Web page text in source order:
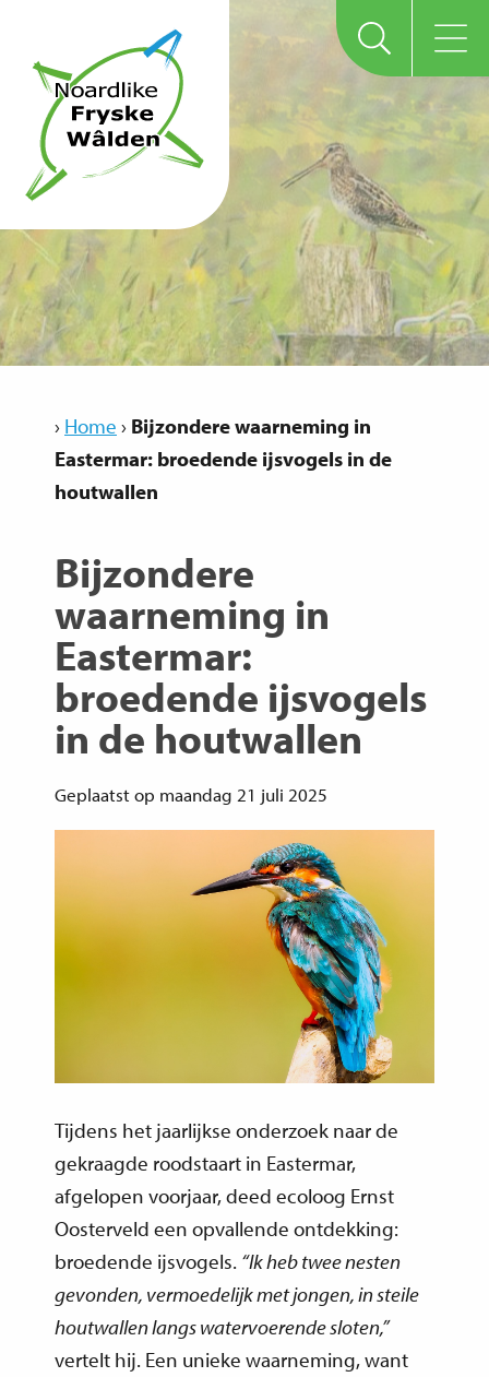
› Home › Bijzondere waarneming in
Eastermar: broedende ijsvogels in de
houtwallen
Bijzondere
waarneming in
Eastermar:
broedende ijsvogels
in de houtwallen
Geplaatst op maandag 21 juli 2025
Tijdens het jaarlijkse onderzoek naar de
gekraagde roodstaart in Eastermar,
afgelopen voorjaar, deed ecoloog Ernst
Oosterveld een opvallende ontdekking:
broedende ijsvogels. “Ik heb twee nesten
gevonden, vermoedelijk met jongen, in steile
houtwallen langs watervoerende sloten,”
vertelt hij. Een unieke waarneming, want